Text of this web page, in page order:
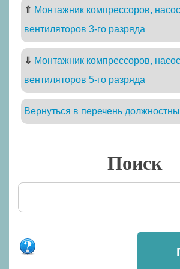
⇑ Монтажник компрессоров,
вентиляторов 3-го разряда
⇓ Монтажник компрессоров,
вентиляторов 5-го разряда
Вернуться в перечень
Поиск